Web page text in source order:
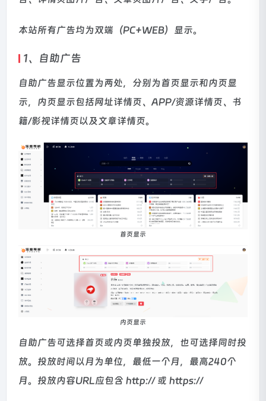
本站所有广告均为双端（PC+WEB）显示。
1、自助广告
自助广告显示位置为两处，分别为首页显示和内页显
示，内页显示包括网址详情页、APP/资源详情页、书
籍/影视详情页以及文章详情页。
首页显示
内页显示
自助广告可选择首页或内页单独投放，也可选择同时投
放。投放时间以月为单位，最低一个月，最高240个
月。投放内容URL应包含 http:// 或 https://